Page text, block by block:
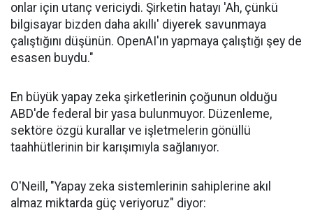
onlar için utanç vericiydi. Şirketin hatayı 'Ah, çünkü
bilgisayar bizden daha akıllı' diyerek savunmaya
çalıştığını düşünün. OpenAI'ın yapmaya çalıştığı şey de
esasen buydu."
En büyük yapay zeka şirketlerinin çoğunun olduğu
ABD'de federal bir yasa bulunmuyor. Düzenleme,
sektöre özgü kurallar ve işletmelerin gönüllü
taahhütlerinin bir karışımıyla sağlanıyor.
O'Neill, "Yapay zeka sistemlerinin sahiplerine akıl
almaz miktarda güç veriyoruz" diyor: